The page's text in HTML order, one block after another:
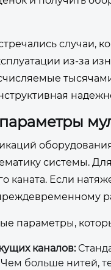
случаи,
из-за
системы. Для
каната. Если
параметры,
каналов:
больше нитей,